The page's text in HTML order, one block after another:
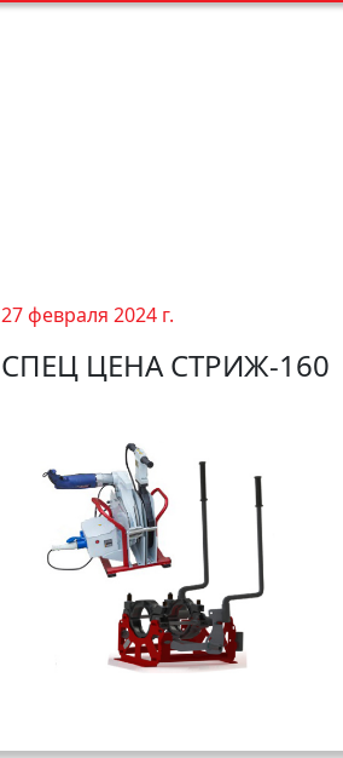
27 февраля 2024 г.
СПЕЦ ЦЕНА СТРИЖ-160